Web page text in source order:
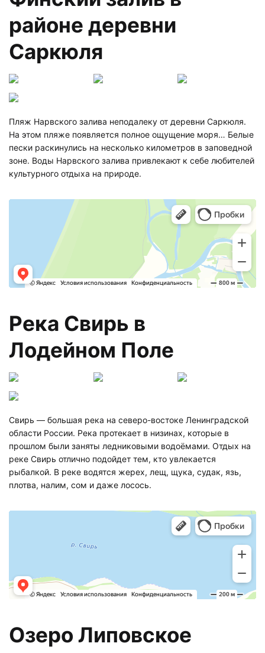
районе деревни
Саркюля
Пляж Нарвского залива неподалеку от деревни Саркюля.
На этом пляже появляется полное ощущение моря… Белые
пески раскинулись на несколько километров в заповедной
зоне. Воды Нарвского залива привлекают к себе любителей
культурного отдыха на природе.
Река Свирь в
Лодейном Поле
Свирь — большая река на северо-востоке Ленинградской
области России. Река протекает в низинах, которые в
прошлом были заняты ледниковыми водоёмами. Отдых на
реке Свирь отлично подойдет тем, кто увлекается
рыбалкой. В реке водятся жерех, лещ, щука, судак, язь,
плотва, налим, сом и даже лосось.
Озеро Липовское